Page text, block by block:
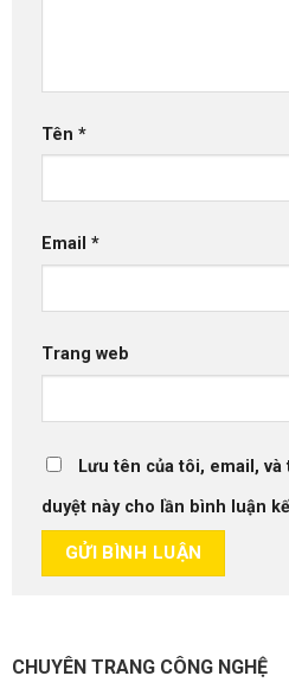
Tên *
Email *
Trang web
Lưu tên của tôi, email,
duyệt này cho lần bình luận
CHUYÊN TRANG CÔNG NGHỆ